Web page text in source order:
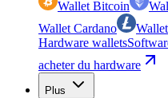
Wallet Bitcoin
Wallet Cardano
Hardware wallets
acheter du hardware
Plus